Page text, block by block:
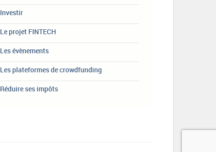
Investir
Le projet FINTECH
Les évènements
Les plateformes de crowdfunding
Réduire ses impôts